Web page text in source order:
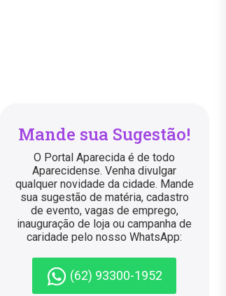
Mande sua Sugestão!
O Portal Aparecida é de todo
Aparecidense. Venha divulgar
qualquer novidade da cidade. Mande
sua sugestão de matéria, cadastro
de evento, vagas de emprego,
inauguração de loja ou campanha de
caridade pelo nosso WhatsApp:
(62) 93300-1952